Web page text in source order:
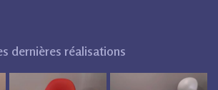
dernières réalisations